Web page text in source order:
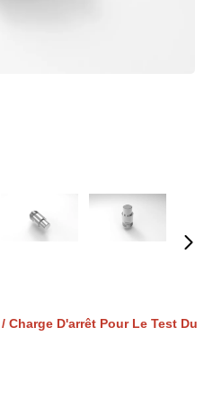
Charge D'arrêt Pour Le Test Du